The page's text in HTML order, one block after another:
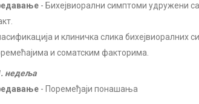
- Бихејвиорални симптоми удружени
и клиничка слика
и соматским факторима.
недеља
- Поремеђаји понашања